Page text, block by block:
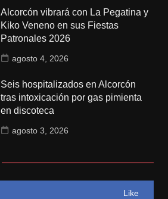
Alcorcón vibrará con La Pegatina y
Kiko Veneno en sus Fiestas
Patronales 2026
agosto 4, 2026
Seis hospitalizados en Alcorcón
tras intoxicación por gas pimienta
en discoteca
agosto 3, 2026
Like